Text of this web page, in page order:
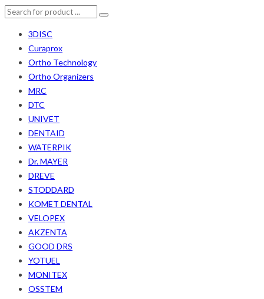
3DISC
Curaprox
Ortho Technology
Ortho Organizers
MRC
DTC
UNIVET
DENTAID
WATERPIK
Dr. MAYER
DREVE
STODDARD
KOMET DENTAL
VELOPEX
AKZENTA
GOOD DRS
YOTUEL
MONITEX
OSSTEM